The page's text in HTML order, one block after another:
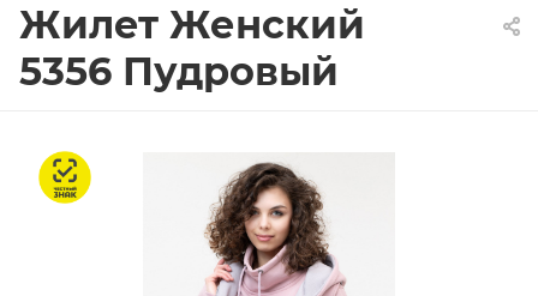
Жилет Женский
5356 Пудровый
Честный знак